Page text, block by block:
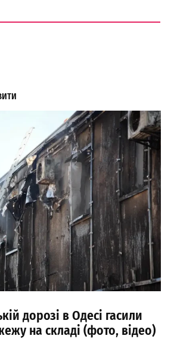
дорозі в Одесі гасили
на складі (фото, відео)